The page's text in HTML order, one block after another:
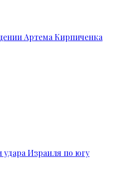
Артема Кирпиченка
удара Израиля по югу